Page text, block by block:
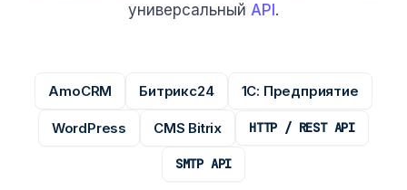
универсальный API .
AmoCRM Битрикс24 1С: Предприятие
WordPress CMS Bitrix HTTP / REST API
SMTP API